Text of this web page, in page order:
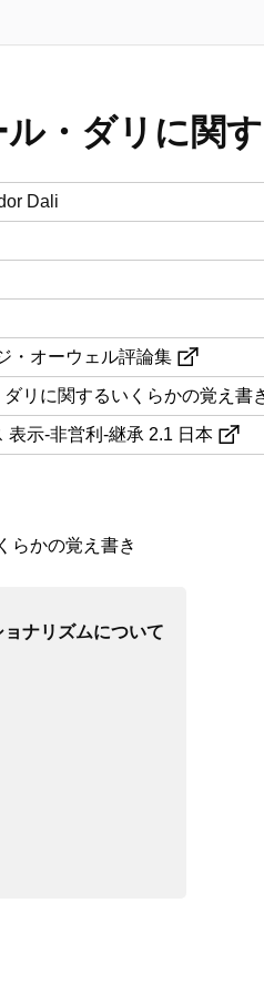
・ダリに関
Dali
・オーウェル評論集
リに関するいくらかの覚え書
表示-非営利-継承 2.1 日本
らかの覚え書き
ナリズムについて